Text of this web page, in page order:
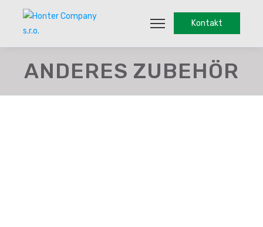
Kontakt
ANDERES ZUBEHÖR